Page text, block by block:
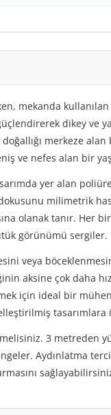
mekanda
dikey ve
merkeze
ve nefes alan bir
yer alan
dokusunu milimetrik
olanak tanır. Her
görünümü sergiler.
veya
aksine çok daha
için ideal bir
tasarımlara
3 metreden
Aydınlatma